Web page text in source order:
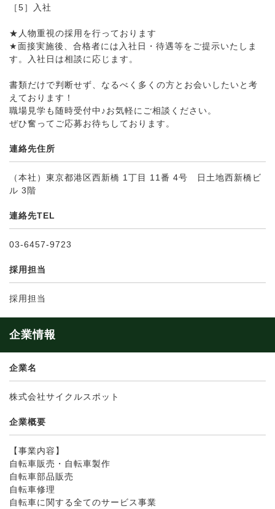
［5］入社
★人物重視の採用を行っております
★面接実施後、合格者には入社日・待遇等をご提示いたしま
す。入社日は相談に応じます。
書類だけで判断せず、なるべく多くの方とお会いしたいと考
えております！
職場見学も随時受付中♪お気軽にご相談ください。
ぜひ奮ってご応募お待ちしております。
連絡先住所
（本社）東京都港区西新橋 1丁目 11番 4号 日土地西新橋ビ
ル 3階
連絡先TEL
03-6457-9723
採用担当
採用担当
企業情報
企業名
株式会社サイクルスポット
企業概要
【事業内容】
自転車販売・自転車製作
自転車部品販売
自転車修理
自転車に関する全てのサービス事業